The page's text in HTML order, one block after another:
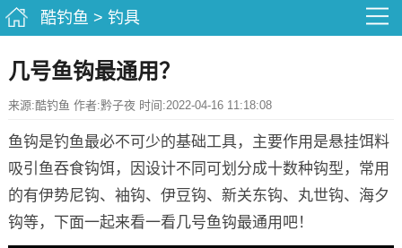
酷钓鱼 > 钓具
几号鱼钩最通用？
来源:酷钓鱼 作者:黔子夜 时间:2022-04-16 11:18:08
鱼钩是钓鱼最必不可少的基础工具，主要作用是悬挂饵料
吸引鱼吞食钩饵，因设计不同可划分成十数种钩型，常用
的有伊势尼钩、袖钩、伊豆钩、新关东钩、丸世钩、海夕
钩等，下面一起来看一看几号鱼钩最通用吧！